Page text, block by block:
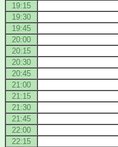
19:15
19:30
19:45
20:00
20:15
20:30
20:45
21:00
21:15
21:30
21:45
22:00
22:15